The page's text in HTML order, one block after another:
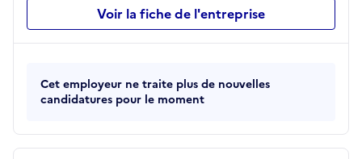
Voir la fiche de l'entreprise
Cet employeur ne traite plus de nouvelles
candidatures pour le moment